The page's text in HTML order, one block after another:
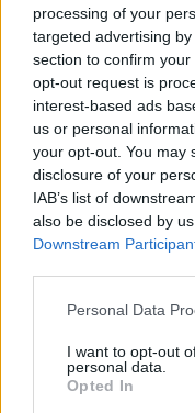
processing of your
targeted advertising
section to confirm
opt-out request is
interest-based ads
us or personal
your opt-out. You may
disclosure of your
IAB’s list of
also be disclosed by
Downstream
Personal Data
I want to opt-out
personal data.
Opted In
Pieno
30 Ott
Il Latte
gli
8 Ago
La